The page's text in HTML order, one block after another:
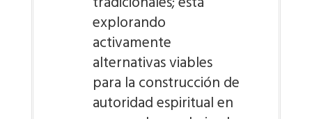
explorando
activamente
alternativas viables
para la construcción de
autoridad espiritual en